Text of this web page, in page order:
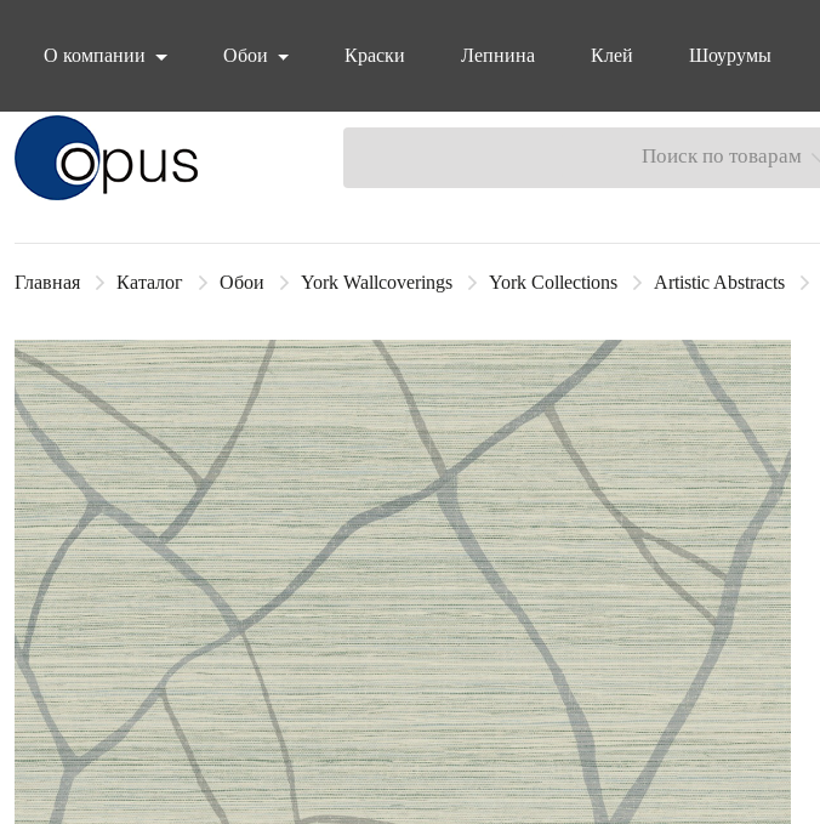
О компании
Обои Краски Лепнина Клей Шоурумы
Блок поиска Поиск по товарам
Главная Каталог Обои York Wallcoverings York Collections Artistic Abstracts